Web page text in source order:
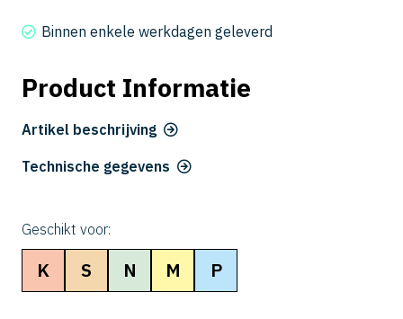
aantalBinnen enkele werkdagen geleverd
Product Informatie
Artikel beschrijving
Technische gegevens
Geschikt voor:
K S N M P